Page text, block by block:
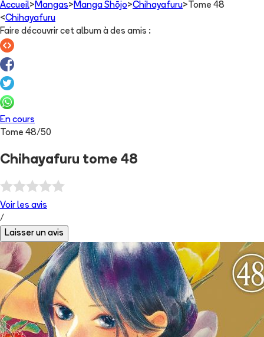
Accueil> Mangas> Manga Shōjo>Chihayafuru> Tome 48
<Chihayafuru
Faire découvrir cet album à des amis :
En cours
Tome 48/50
Chihayafuru tome 48
Voir les avis
/
Laisser un avis